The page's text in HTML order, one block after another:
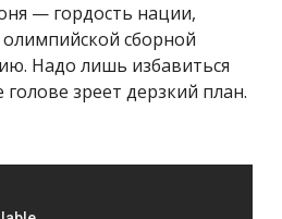
— гордость нации,
сборной
Надо лишь избавиться
зреет дерзкий план.